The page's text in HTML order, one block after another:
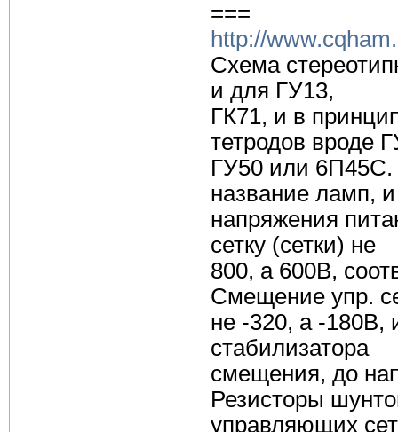
===
http://
Схема
и для ГУ13,
ГК71, и в
тетродов вроде
ГУ50 или 6П45С.
название ламп, и
напряжения
сетку (сетки) не
800, а 600В,
Смещение упр.
не -320, а -180В,
стабилизатора
смещения, до
Резисторы
управляющих